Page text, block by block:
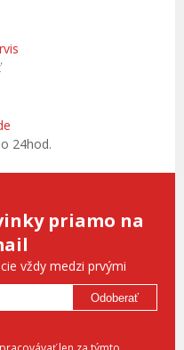
24hod.
priamo na
vždy medzi prvými
Odoberať